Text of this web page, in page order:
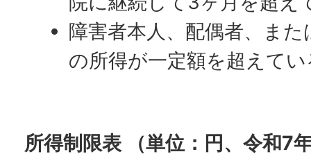
障害者本人、配偶者、ま
の所得が一定額を超えて
所得制限表 （単位：円、令和7